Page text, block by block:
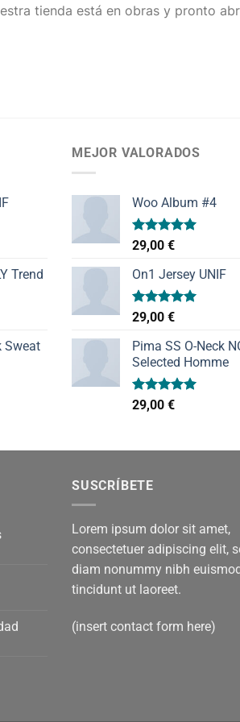
tienda está en obras y pronto
Trend
Sweat
MEJOR VALORADOS
Woo Album #4
Valorado
con
de 5
29,00 €
On1 Jersey UNIF
Valorado
con
de 5
29,00 €
Pima SS O-Neck
Selected Homme
Valorado
con
29,00 €
SUSCRÍBETE
Lorem ipsum dolor sit amet,
consectetuer adipiscing elit,
diam nonummy nibh euismod
tincidunt ut laoreet.
(insert contact form here)